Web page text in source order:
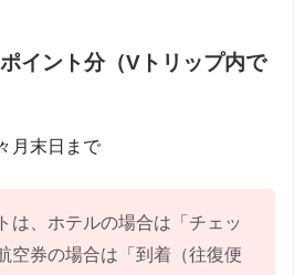
イント分（Vトリップ内で
月末日まで
は、ホテルの場合は「チェッ
空券の場合は「到着（往復便